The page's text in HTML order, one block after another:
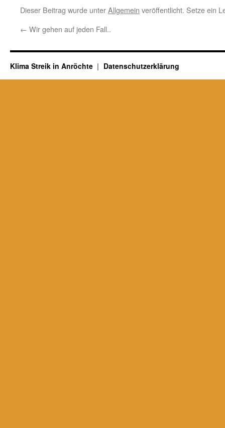
Dieser Beitrag wurde unterAllgemein veröffentlicht. Setze ein
← Wir gehen auf jeden Fall..
Klima Streik in Anröchte Datenschutzerklärung